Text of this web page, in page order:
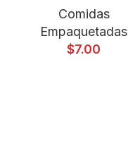
Comidas
Empaquetadas
$7.00